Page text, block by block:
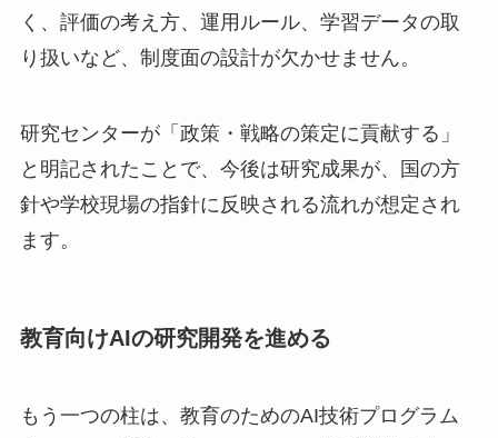
く、評価の考え方、運用ルール、学習データの取
り扱いなど、制度面の設計が欠かせません。
研究センターが「政策・戦略の策定に貢献する」
と明記されたことで、今後は研究成果が、国の方
針や学校現場の指針に反映される流れが想定され
ます。
教育向けAIの研究開発を進める
もう一つの柱は、教育のためのAI技術プログラム